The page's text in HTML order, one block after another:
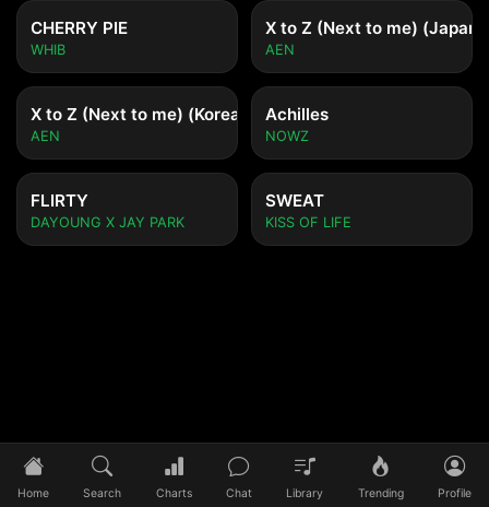
CHERRY PIE
WHIB
X to Z (Next to me)
AEN
X to Z (Next to me) (Korean ver.)
AEN
Achilles
NOWZ
FLIRTY
DAYOUNG X JAY PARK
SWEAT
KISS OF LIFE
Home Search Charts Chat Library Trending Profile
0:00/0:00